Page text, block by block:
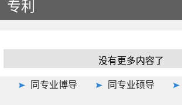
专利
没有更多内容了
同专业博导 同专业硕导